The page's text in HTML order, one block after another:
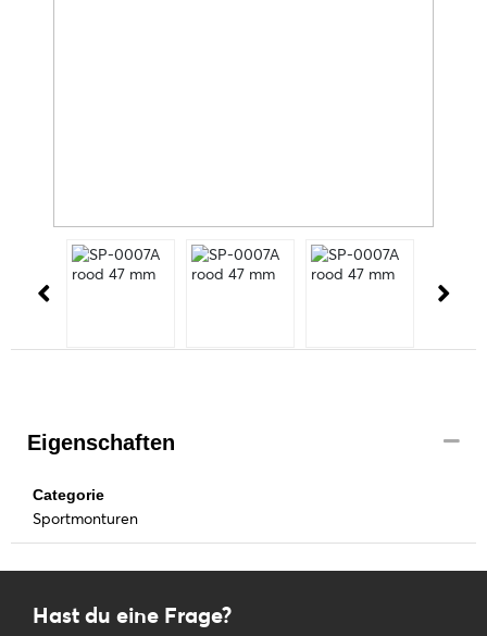
Eigenschaften
Categorie
Sportmonturen
Hast du eine Frage?